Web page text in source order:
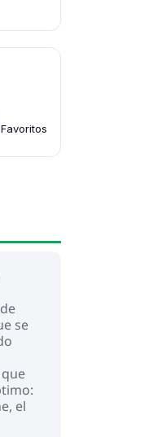
Favoritos
se
el